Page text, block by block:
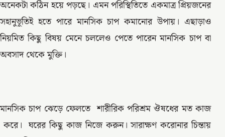
অনেকটা কঠিন হয়ে পড়ছে। এমন পরিস্থিতিতে একমাত্র প্রিয়জনের
সহানুভূতিই হতে পারে মানসিক চাপ কমানোর উপায়। এছাড়াও
নিয়মিত কিছু বিষয় মেনে চললেও পেতে পারেন মানসিক চাপ বা
অবসাদ থেকে মুক্তি।
মানসিক চাপ ঝেড়ে ফেলতে শারীরিক পরিশ্রম ঔষধের মত কাজ
করে। ঘরের কিছু কাজ নিজে করুন। সারাক্ষণ করোনার চিন্তায়